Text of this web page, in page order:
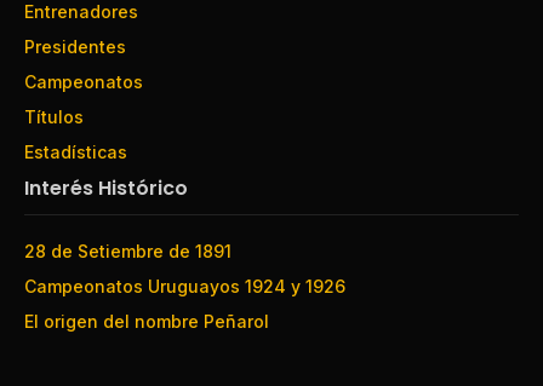
Entrenadores
Presidentes
Campeonatos
Títulos
Estadísticas
Interés Histórico
28 de Setiembre de 1891
Campeonatos Uruguayos 1924 y 1926
El origen del nombre Peñarol